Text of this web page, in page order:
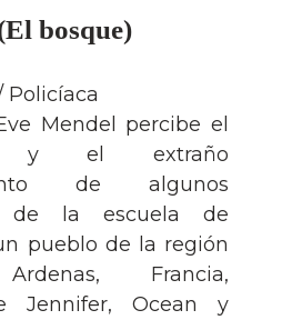
bosque)
Policíaca
Mendel percibe el
y el extraño
de algunos
de la escuela de
pueblo de la región
Francia,
Jennifer, Ocean y